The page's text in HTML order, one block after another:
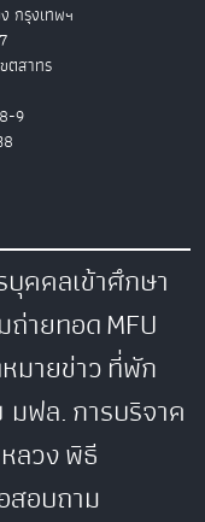
กรุงเทพฯ
ตสาทร
9
คคลเข้าศึกษา
ถ่ายทอดMFU
มายข่าวที่พัก
มฟล.การบริจาค
ลวงพิธี
อบถาม